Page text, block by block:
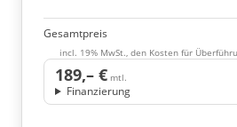
Gesamtpreis
incl. 19% MwSt., den Kosten für
189,– € mtl.
Finanzierung